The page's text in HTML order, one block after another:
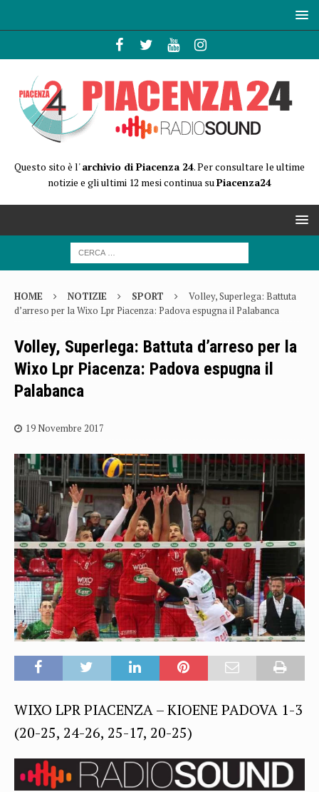
Questo sito è l'archivio di Piacenza 24. Per consultare le ultime
notizie e gli ultimi 12 mesi continua suPiacenza24
HOME NOTIZIE SPORT
Volley, Superlega: Battuta
d’arreso per la Wixo Lpr Piacenza: Padova espugna il Palabanca
Volley, Superlega: Battuta d’arreso per la
Wixo Lpr Piacenza: Padova espugna il
Palabanca
19 Novembre 2017
WIXO LPR PIACENZA – KIOENE PADOVA 1-3
(20-25, 24-26, 25-17, 20-25)